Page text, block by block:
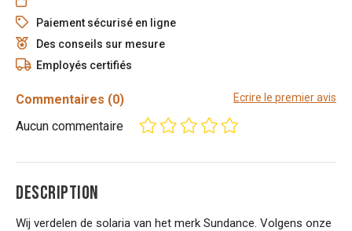
Paiement sécurisé en ligne
Des conseils sur mesure
Employés certifiés
Commentaires (0) Ecrire le premier avis
Aucun commentaire
DESCRIPTION
Wij verdelen de solaria van het merk Sundance. Volgens onze